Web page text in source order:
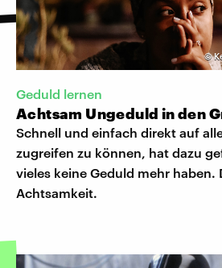
©
Geduld lernen
Achtsam Ungeduld in den
Schnell und einfach direkt auf
zugreifen zu können, hat dazu
vieles keine Geduld mehr haben.
Achtsamkeit.